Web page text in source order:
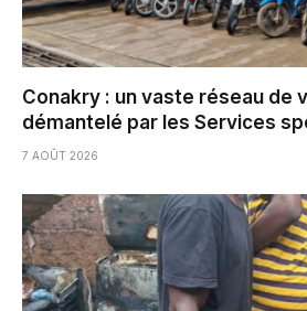
Conakry : un vaste réseau de
démantelé par les Services
7 AOÛT 2026